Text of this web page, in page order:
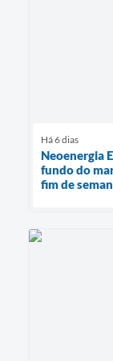
Há 6 dias
Neoenergia
fundo do
fim de